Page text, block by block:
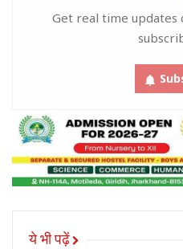
Get real time updates
ये भी पढ़ें